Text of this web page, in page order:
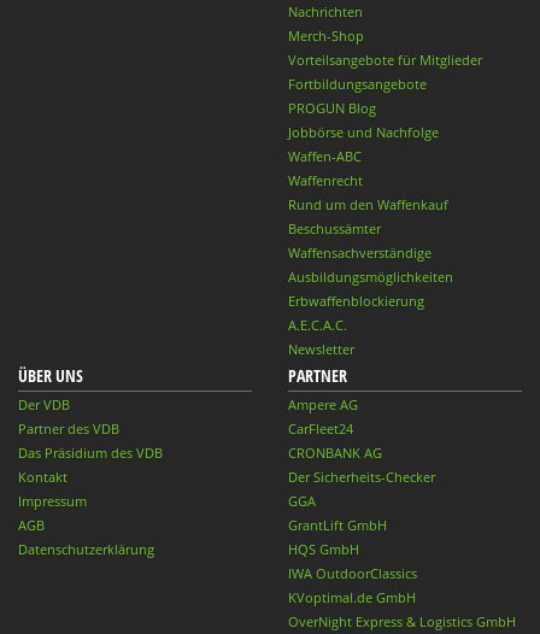
Nachrichten
Merch-Shop
Vorteilsangebote für Mitglieder
Fortbildungsangebote
PROGUN Blog
Jobbörse und Nachfolge
Waffen-ABC
Waffenrecht
Rund um den Waffenkauf
Beschussämter
Waffensachverständige
Ausbildungsmöglichkeiten
Erbwaffenblockierung
A.E.C.A.C.
Newsletter
ÜBER UNS
Der VDB
Partner des VDB
Das Präsidium des VDB
Kontakt
Impressum
AGB
Datenschutzerklärung
PARTNER
Ampere AG
CarFleet24
CRONBANK AG
Der Sicherheits-Checker
GGA
GrantLift GmbH
HQS GmbH
IWA OutdoorClassics
KVoptimal.de GmbH
OverNight Express & Logistics GmbH